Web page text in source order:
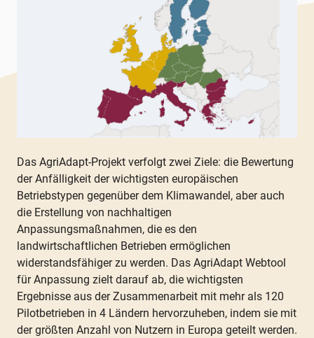
Das AgriAdapt-Projekt verfolgt zwei Ziele: die Bewertung
der Anfälligkeit der wichtigsten europäischen
Betriebstypen gegenüber dem Klimawandel, aber auch
die Erstellung von nachhaltigen
Anpassungsmaßnahmen, die es den
landwirtschaftlichen Betrieben ermöglichen
widerstandsfähiger zu werden. Das AgriAdapt Webtool
für Anpassung zielt darauf ab, die wichtigsten
Ergebnisse aus der Zusammenarbeit mit mehr als 120
Pilotbetrieben in 4 Ländern hervorzuheben, indem sie mit
der größten Anzahl von Nutzern in Europa geteilt werden.